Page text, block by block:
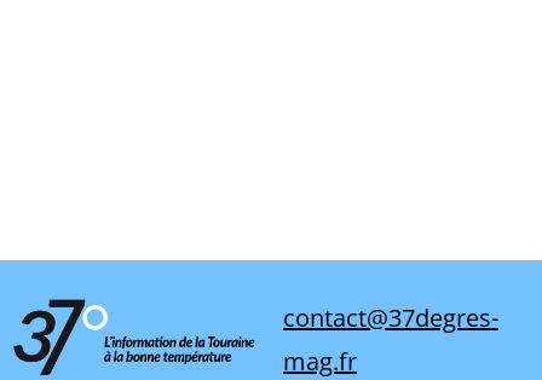
contact@37degres-
mag.fr